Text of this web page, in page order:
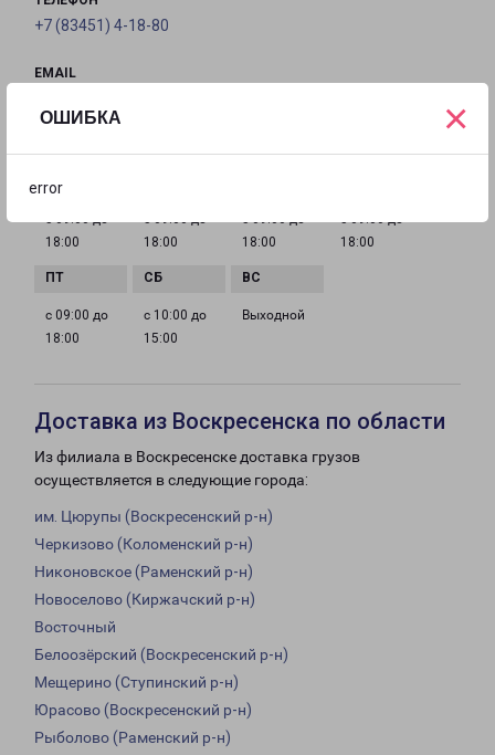
ОШИБКА
error
×
+7 (83451) 4-18-80
EMAIL
с 09:00 до
18:00
с 09:00 до
18:00
с 09:00 до
18:00
с 09:00 до
18:00
с 09:00 до
18:00
с 10:00 до
15:00
Выходной
Доставка из Воскресенска по области
Из филиала в Воскресенске доставка грузов
осуществляется в следующие города:
им. Цюрупы (Воскресенский р-н)
Черкизово (Коломенский р-н)
Никоновское (Раменский р-н)
Новоселово (Киржачский р-н)
Восточный
Белоозёрский (Воскресенский р-н)
Мещерино (Ступинский р-н)
Юрасово (Воскресенский р-н)
Рыболово (Раменский р-н)